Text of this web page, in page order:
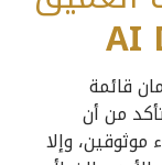
AI
قائمة
من أن
وإلا